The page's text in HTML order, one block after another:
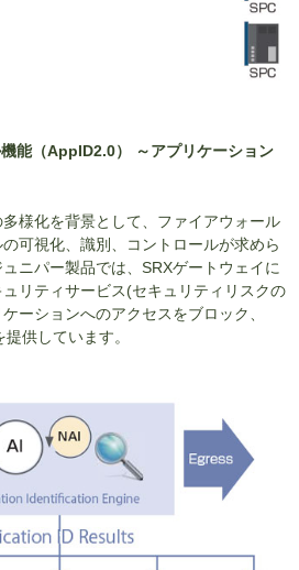
能（AppID2.0） ～アプリケーション
様化を背景として、ファイアウォール
可視化、識別、コントロールが求めら
ニパー製品では、SRXゲートウェイに
リティサービス(セキュリティリスクの
ーションへのアクセスをブロック、
供しています。